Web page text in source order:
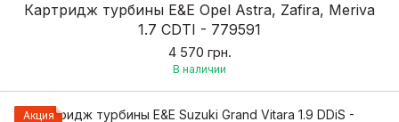
Картридж турбины E&E Opel Astra, Zafira, Meriva
1.7 CDTI - 779591
4 570 грн.
В наличии
Акция